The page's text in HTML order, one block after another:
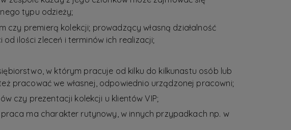
typu odzieży;
czy premierą kolekcji; prowadzący własną działalność
ilości zleceń i terminów ich realizacji;
w którym pracuje od kilku do kilkunastu osób lub
pracować we własnej, odpowiednio urządzonej pracowni;
czy prezentacji kolekcji u klientów VIP;
ma charakter rutynowy, w innych przypadkach np. w